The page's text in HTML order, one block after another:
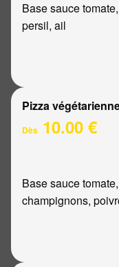
Base sauce
persil, ail
Pizza
Dès 10.00 €
Base sauce
champignons,